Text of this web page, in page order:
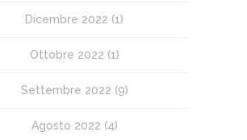
Dicembre 2022 (1)
Ottobre 2022 (1)
Settembre 2022 (9)
Agosto 2022 (4)